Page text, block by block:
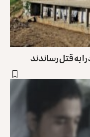
به قتل رساندند